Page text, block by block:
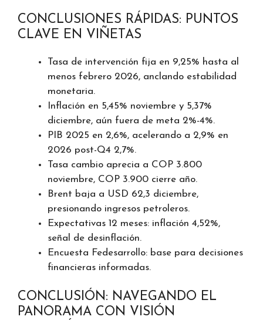
CONCLUSIONES RÁPIDAS: PUNTOS
CLAVE EN VIÑETAS
Tasa de intervención fija en 9,25% hasta al
menos febrero 2026, anclando estabilidad
monetaria.
Inflación en 5,45% noviembre y 5,37%
diciembre, aún fuera de meta 2%-4%.
PIB 2025 en 2,6%, acelerando a 2,9% en
2026 post-Q4 2,7%.
Tasa cambio aprecia a COP 3.800
noviembre, COP 3.900 cierre año.
Brent baja a USD 62,3 diciembre,
presionando ingresos petroleros.
Expectativas 12 meses: inflación 4,52%,
señal de desinflación.
Encuesta Fedesarrollo: base para decisiones
financieras informadas.
CONCLUSIÓN: NAVEGANDO EL
PANORAMA CON VISIÓN